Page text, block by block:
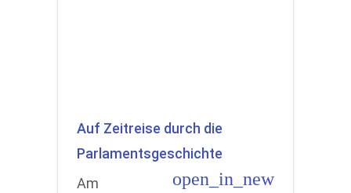
Auf Zeitreise durch die
Parlamentsgeschichte
open_in_new
Am